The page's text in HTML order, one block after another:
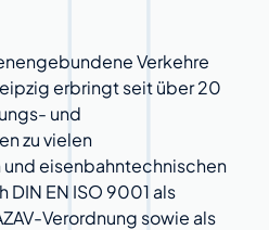
Verkehre
erbringt seit über 20
und
zu vielen
eisenbahntechnischen
DIN EN ISO 9001 als
Verordnung sowie als